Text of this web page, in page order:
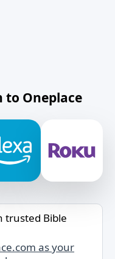
to Oneplace
trusted Bible
as your